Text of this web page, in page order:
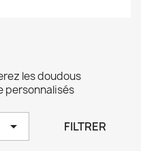
les doudous
personnalisés
 FILTRER